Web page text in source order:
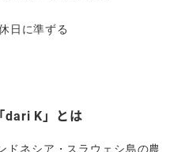
日に準ずる
dari K」とは
ドネシア・スラウェシ島の農